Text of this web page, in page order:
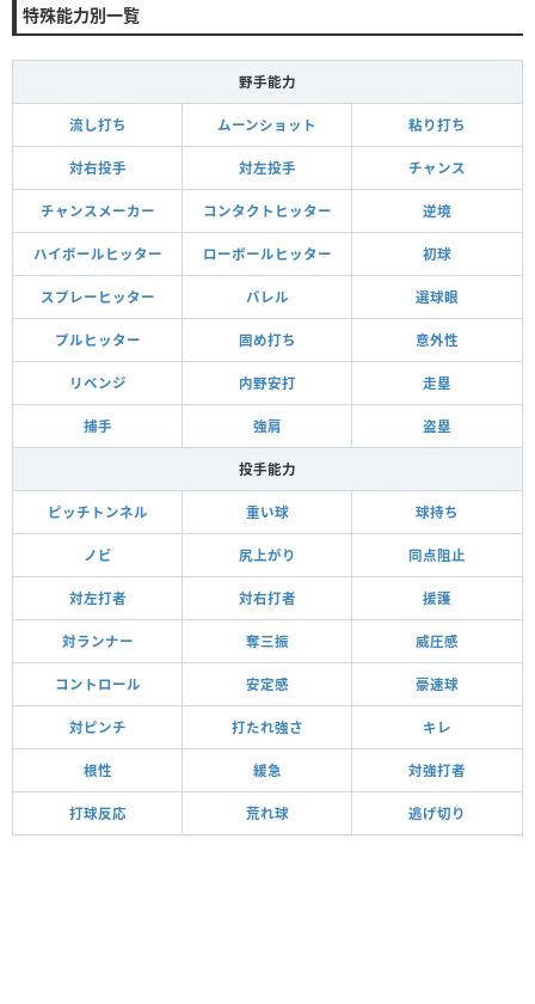
特殊能力別一覧
野手能力
流し打ち ムーンショット 粘り打ち
対右投手 対左投手 チャンス
チャンスメーカー コンタクトヒッター 逆境
ハイボールヒッター ローボールヒッター 初球
スプレーヒッター バレル 選球眼
プルヒッター 固め打ち 意外性
リベンジ 内野安打 走塁
捕手 強肩 盗塁
投手能力
ピッチトンネル 重い球 球持ち
ノビ 尻上がり 同点阻止
対左打者 対右打者 援護
対ランナー 奪三振 威圧感
コントロール 安定感 豪速球
対ピンチ 打たれ強さ キレ
根性 緩急 対強打者
打球反応 荒れ球 逃げ切り